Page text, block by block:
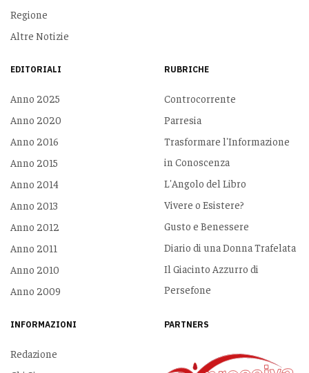
Regione
Altre Notizie
EDITORIALI
Anno 2025
Anno 2020
Anno 2016
Anno 2015
Anno 2014
Anno 2013
Anno 2012
Anno 2011
Anno 2010
Anno 2009
RUBRICHE
Controcorrente
Parresia
Trasformare l'Informazione
in Conoscenza
L'Angolo del Libro
Vivere o Esistere?
Gusto e Benessere
Diario di una Donna Trafelata
Il Giacinto Azzurro di
Persefone
INFORMAZIONI
Redazione
PARTNERS